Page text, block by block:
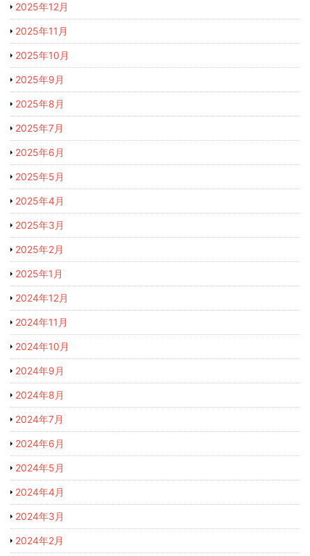
2025年12月
2025年11月
2025年10月
2025年9月
2025年8月
2025年7月
2025年6月
2025年5月
2025年4月
2025年3月
2025年2月
2025年1月
2024年12月
2024年11月
2024年10月
2024年9月
2024年8月
2024年7月
2024年6月
2024年5月
2024年4月
2024年3月
2024年2月